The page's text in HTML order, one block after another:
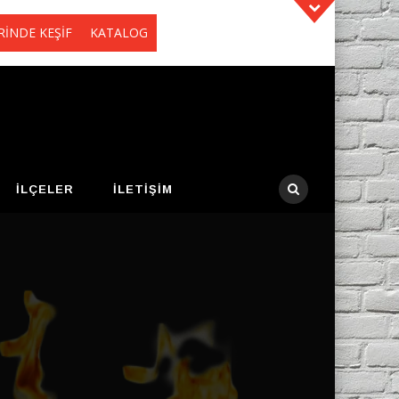
KEŞİF KATALOG
İLÇELER İLETIŞIM